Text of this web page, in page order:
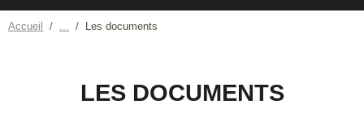
Accueil Les documents
LES DOCUMENTS